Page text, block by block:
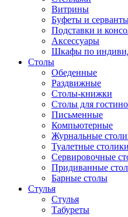
Витрины
Буфеты и
Подставки и
Аксессуары
Шкафы по
Столы
Обеденные
Раздвижные
Столы-книжки
Столы для
Письменные
Компьютерные
Журнальные
Туалетные столики
Сервировочные
Придиванные
Барные столы
Стулья
Стулья
Табуреты